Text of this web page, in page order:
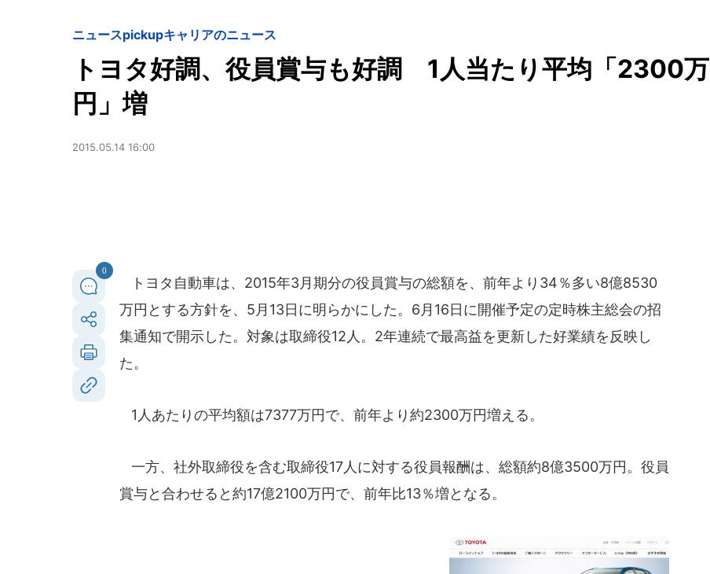
ニュースpickupキャリアのニュース
トヨタ好調、役員賞与も好調 1人当たり平均「2300万
円」増
2015.05.14 16:00
0
トヨタ自動車は、2015年3月期分の役員賞与の総額を、前年より34％多い8億8530
万円とする方針を、5月13日に明らかにした。6月16日に開催予定の定時株主総会の招
集通知で開示した。対象は取締役12人。2年連続で最高益を更新した好業績を反映し
た。
1人あたりの平均額は7377万円で、前年より約2300万円増える。
一方、社外取締役を含む取締役17人に対する役員報酬は、総額約8億3500万円。役員
賞与と合わせると約17億2100万円で、前年比13％増となる。